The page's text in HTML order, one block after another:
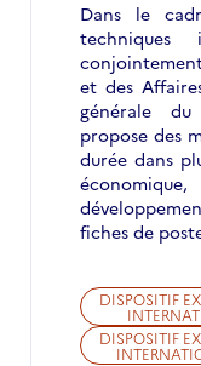
Dans le
techniques
et des
générale du
propose des
durée dans
fiches de
DISPOSITIF
DISPOSITIF